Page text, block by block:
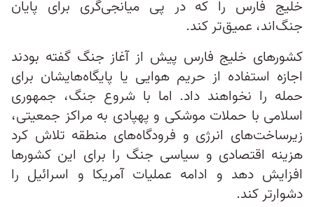
خلیج فارس را که در پی میانجی‌گری برای پایان
جنگ‌اند، عمیق‌تر کند.
کشورهای خلیج فارس پیش از آغاز جنگ گفته بودند
اجازه استفاده از حریم هوایی یا پایگاه‌هایشان برای
حمله را نخواهند داد. اما با شروع جنگ، جمهوری
اسلامی با حملات موشکی و پهپادی به مراکز جمعیتی،
زیرساخت‌های انرژی و فرودگاه‌های منطقه تلاش کرد
هزینه اقتصادی و سیاسی جنگ را برای این کشورها
افزایش دهد و ادامه عملیات آمریکا و اسرائیل را
دشوارتر کند.